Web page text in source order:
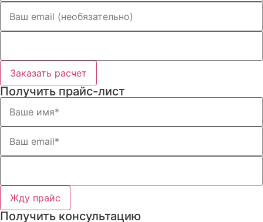
Заказать расчет
Получить прайс-лист
Жду прайс
Получить консультацию